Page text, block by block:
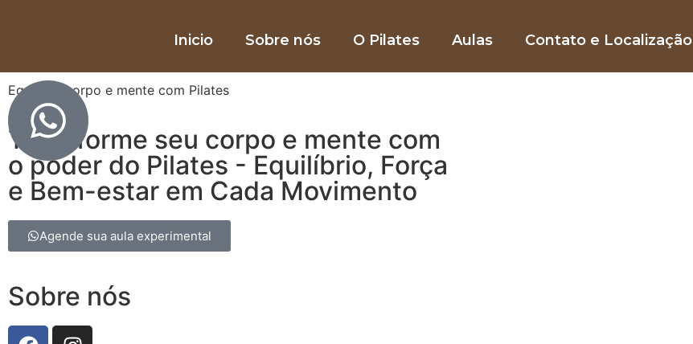
Inicio Sobre nós O Pilates Aulas Contato e Localização
Equilibre corpo e mente com Pilates
Transforme seu corpo e mente com
o poder do Pilates - Equilíbrio, Força
e Bem-estar em Cada Movimento
Agende sua aula experimental
Sobre nós